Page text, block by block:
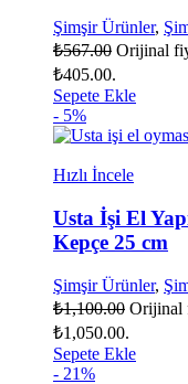
Şimşir Ürünler,
₺567.00 Orijinal
₺405.00.
Sepete Ekle
- 5%
Hızlı İncele
Usta İşi El
Kepçe 25 cm
Şimşir Ürünler,
₺1,100.00 Orijinal
₺1,050.00.
Sepete Ekle
- 21%